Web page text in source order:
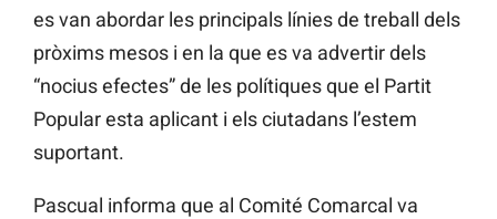
es van abordar les principals línies de treball dels
pròxims mesos i en la que es va advertir dels
“nocius efectes” de les polítiques que el Partit
Popular esta aplicant i els ciutadans l’estem
suportant.
Pascual informa que al Comité Comarcal va